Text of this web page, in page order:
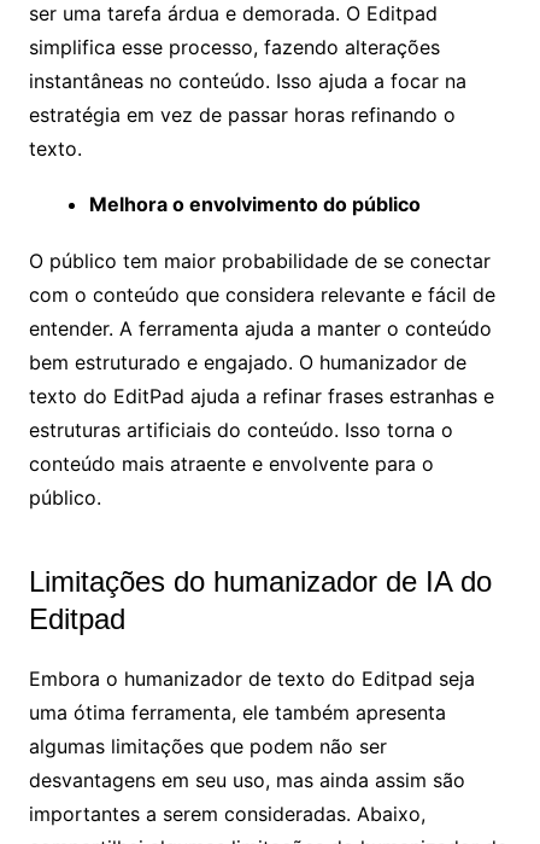
ser uma tarefa árdua e demorada. O Editpad
simplifica esse processo, fazendo alterações
instantâneas no conteúdo. Isso ajuda a focar na
estratégia em vez de passar horas refinando o
texto.
Melhora o envolvimento do público
O público tem maior probabilidade de se conectar
com o conteúdo que considera relevante e fácil de
entender. A ferramenta ajuda a manter o conteúdo
bem estruturado e engajado. O humanizador de
texto do EditPad ajuda a refinar frases estranhas e
estruturas artificiais do conteúdo. Isso torna o
conteúdo mais atraente e envolvente para o
público.
Limitações do humanizador de IA do
Editpad
Embora o humanizador de texto do Editpad seja
uma ótima ferramenta, ele também apresenta
algumas limitações que podem não ser
desvantagens em seu uso, mas ainda assim são
importantes a serem consideradas. Abaixo,